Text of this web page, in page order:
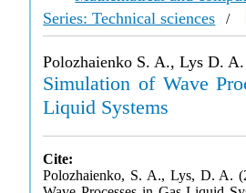
Series: Technical sciences /
Polozhaienko S. A., Lys D. A.
Simulation of Wave
Liquid Systems
Cite:
Polozhaienko, S. A., Lys, D. A.